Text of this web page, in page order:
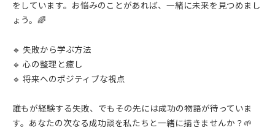
をしています。お悩みのことがあれば、一緒に未来を見つめまし
ょう。🌈
🔹 失敗から学ぶ方法
🔹 心の整理と癒し
🔹 将来へのポジティブな視点
誰もが経験する失敗、でもその先には成功の物語が待っていま
す。あなたの次なる成功談を私たちと一緒に描きませんか？🌱